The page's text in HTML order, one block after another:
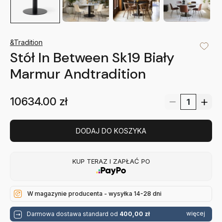
&Tradition
Stół In Between Sk19 Biały
Marmur Andtradition
10634.00 zł
DODAJ DO KOSZYKA
KUP TERAZ I ZAPŁAĆ PO
W magazynie producenta - wysyłka 14-28 dni
Darmowa dostawa standard od 400,00 zł więcej